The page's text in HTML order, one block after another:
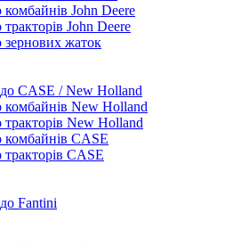
John Deere
John Deere
зернових жаток
CASE / New Holland
комбайнів New Holland
New Holland
комбайнів CASE
CASE
Fantini